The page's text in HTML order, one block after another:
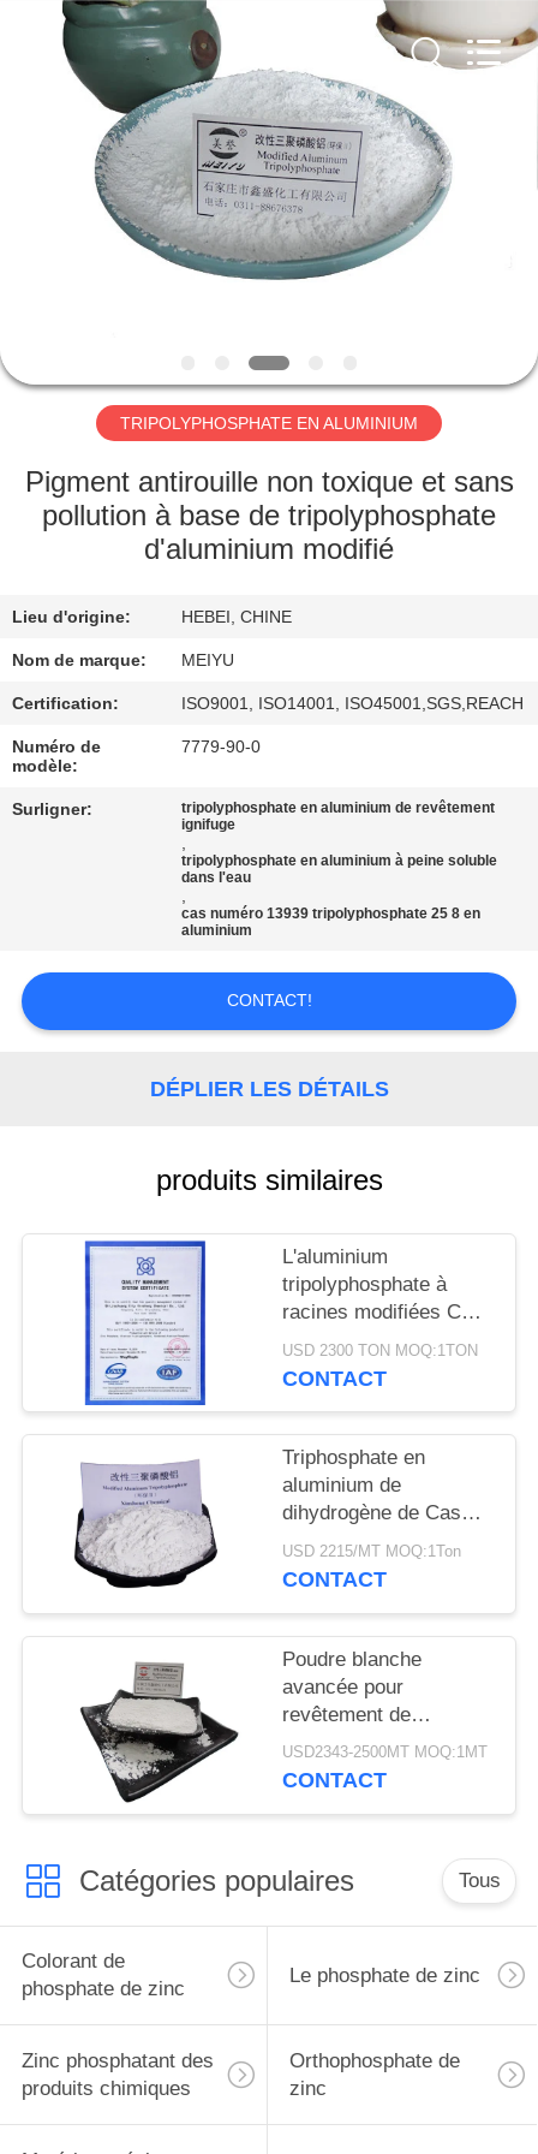
MAISON
VIDÉOS
PROPOS
DE
VISITE
DE
L'USINE
CONTRÔLE
DE
NOUS
CONTACTER
DEMANDEZ
PLAN
PRIVACY
POLICY
TRIPOLYPHOSPHATE EN ALUMINIUM
Pigment antirouille non toxique et sans
pollution à base de tripolyphosphate
d'aluminium modifié
Lieu d'origine: HEBEI, CHINE
Nom de marque: MEIYU
Certification: ISO9001, ISO14001, ISO45001,SGS,REACH
Numéro de
modèle:
7779-90-0
Surligner:
tripolyphosphate en aluminium de revêtement
ignifuge
,
tripolyphosphate en aluminium à peine soluble
dans l'eau
,
cas numéro 13939 tripolyphosphate 25 8 en
aluminium
CONTACT!
DÉPLIER LES DÉTAILS
produits similaires
L'aluminium
tripolyphosphate à
racines modifiées CAS
13939-25-8 pour
l'adhésion au
USD 2300 TON MOQ:1TON
CONTACT
Triphosphate en
aluminium de
dihydrogène de Cas
13939-25-8 industriel
de catégorie
USD 2215/MT MOQ:1Ton
CONTACT
Poudre blanche
avancée pour
revêtement de
matériaux
Tripolyphosphate
USD2343-2500MT MOQ:1MT
CONTACT
Catégories populaires Tous
Colorant de
phosphate de zinc
Le phosphate de zinc
Zinc phosphatant des
produits chimiques
Orthophosphate de
zinc